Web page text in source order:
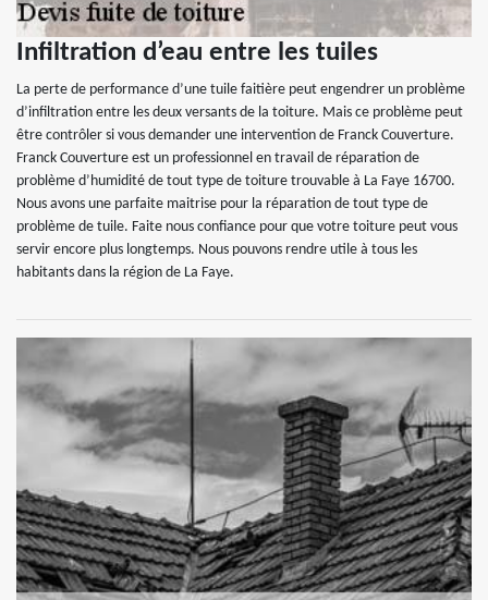
Infiltration d’eau entre les tuiles
La perte de performance d’une tuile faitière peut engendrer un problème
d’infiltration entre les deux versants de la toiture. Mais ce problème peut
être contrôler si vous demander une intervention de Franck Couverture.
Franck Couverture est un professionnel en travail de réparation de
problème d’humidité de tout type de toiture trouvable à La Faye 16700.
Nous avons une parfaite maitrise pour la réparation de tout type de
problème de tuile. Faite nous confiance pour que votre toiture peut vous
servir encore plus longtemps. Nous pouvons rendre utile à tous les
habitants dans la région de La Faye.